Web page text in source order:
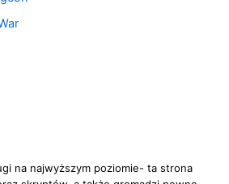
na najwyższym poziomie- ta strona